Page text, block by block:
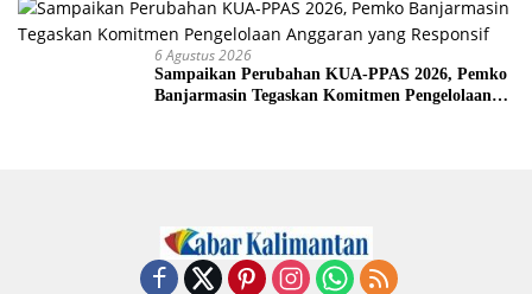
6 Agustus 2026
Sampaikan Perubahan KUA-PPAS 2026, Pemko
Banjarmasin Tegaskan Komitmen Pengelolaan